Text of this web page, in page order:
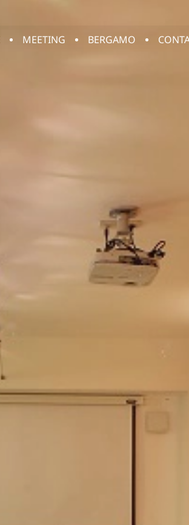
MEETING BERGAMO